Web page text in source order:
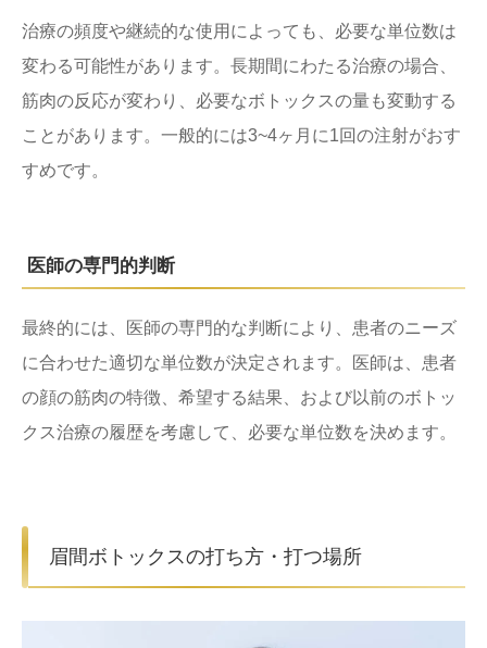
治療の頻度や継続的な使用によっても、必要な単位数は
変わる可能性があります。長期間にわたる治療の場合、
筋肉の反応が変わり、必要なボトックスの量も変動する
ことがあります。一般的には3~4ヶ月に1回の注射がおす
すめです。
医師の専門的判断
最終的には、医師の専門的な判断により、患者のニーズ
に合わせた適切な単位数が決定されます。医師は、患者
の顔の筋肉の特徴、希望する結果、および以前のボトッ
クス治療の履歴を考慮して、必要な単位数を決めます。
眉間ボトックスの打ち方・打つ場所